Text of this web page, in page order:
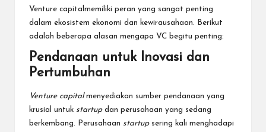
Venture capitalmemiliki peran yang sangat penting
dalam ekosistem ekonomi dan kewirausahaan. Berikut
adalah beberapa alasan mengapa VC begitu penting:
Pendanaan untuk Inovasi dan
Pertumbuhan
Venture capitalmenyediakan sumber pendanaan yang
krusial untuk startup dan perusahaan yang sedang
berkembang. Perusahaan startup sering kali menghadapi